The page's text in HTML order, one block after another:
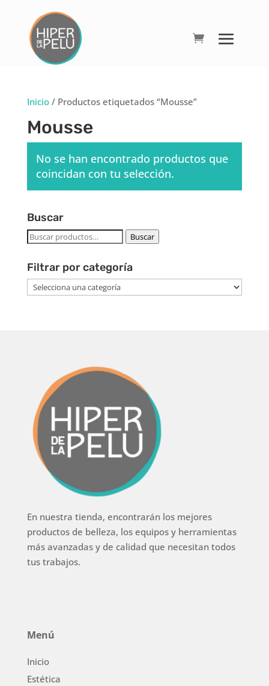
Inicio/ Productos etiquetados “Mousse”
Mousse
No se han encontrado productos que
coincidan con tu selección.
Buscar
Buscar
Buscar
Filtrar por categoría
En nuestra tienda, encontrarán los mejores
productos de belleza, los equipos y herramientas
más avanzadas y de calidad que necesitan todos
tus trabajos.
Menú
Inicio
Estética